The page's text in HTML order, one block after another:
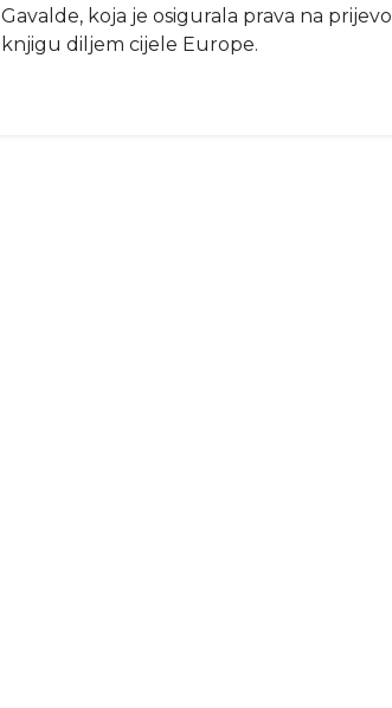
Gavalde, koja je osigurala prava na
knjigu diljem cijele Europe.